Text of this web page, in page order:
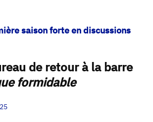
saison forte en discussions
de retour à la barre
formidable